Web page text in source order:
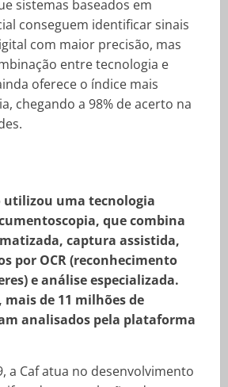
sistemas baseados em
conseguem identificar sinais
com maior precisão, mas
entre tecnologia e
oferece o índice mais
chegando a 98% de acerto na
uma tecnologia
que combina
captura assistida,
por OCR (reconhecimento
e análise especializada.
mais de 11 milhões de
analisados pela plataforma
a Caf atua no desenvolvimento